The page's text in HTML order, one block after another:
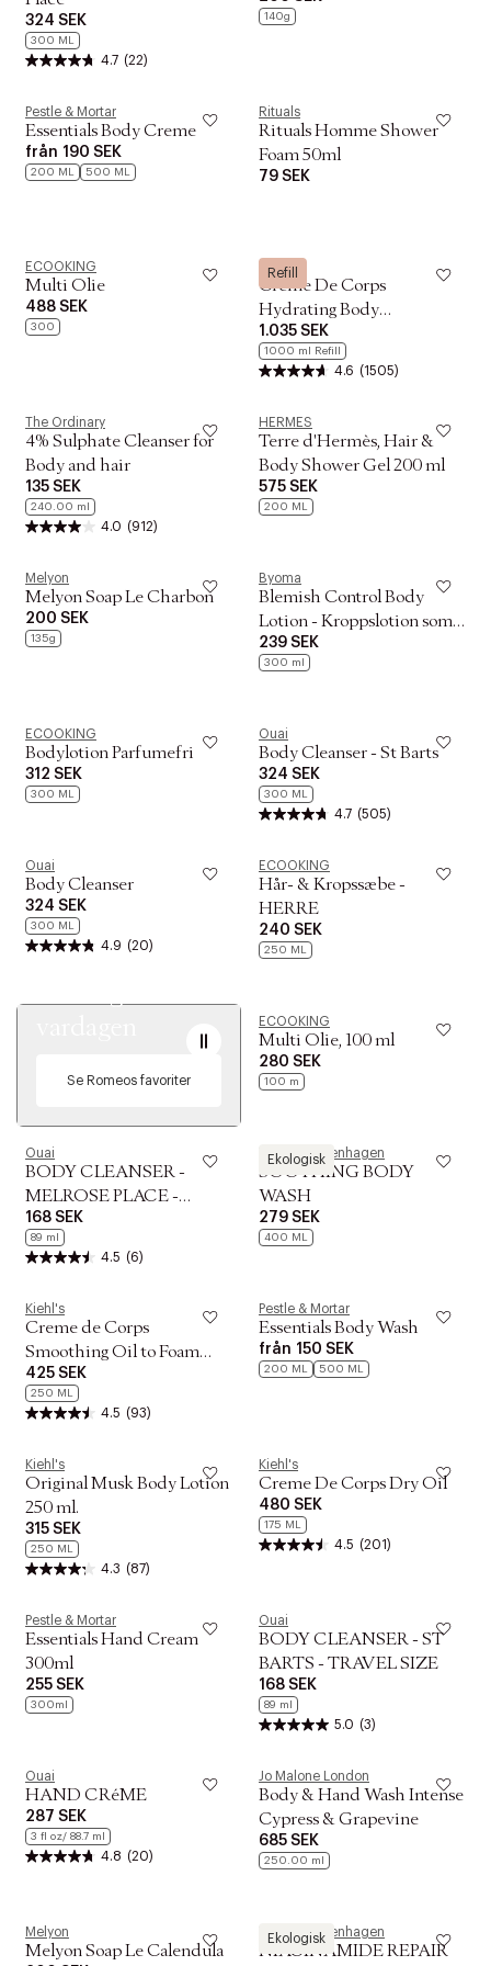
324 SEK
300 ML
4.7 (22)
140g
Pestle & Mortar
Essentials Body Creme
från 190 SEK
200 ML 500 ML
Rituals
Rituals Homme Shower
Foam 50ml
79 SEK
ECOOKING
Multi Olie
488 SEK
300
Refill
Kiehl's
Creme De Corps
Hydrating Body
Moisturizer Refill
1.035 SEK
1000 ml Refill
4.6 (1505)
The Ordinary
4% Sulphate Cleanser for
Body and hair
135 SEK
240.00 ml
4.0 (912)
HERMÈS
Terre d'Hermès, Hair &
Body Shower Gel 200 ml
575 SEK
200 ML
Melyon
Melyon Soap Le Charbon
200 SEK
135g
Byoma
Blemish Control Body
Lotion - Kroppslotion som
motverkar ojämnheter
239 SEK
300 ml
ECOOKING
Bodylotion Parfumefri
312 SEK
300 ML
Ouai
Body Cleanser - St Barts
324 SEK
300 ML
4.7 (505)
Ouai
Body Cleanser
324 SEK
300 ML
4.9 (20)
ECOOKING
Hår- & Kropssæbe -
HERRE
240 SEK
250 ML
ECOOKING
Multi Olie, 100 ml
280 SEK
100 m
Ouai
BODY CLEANSER -
MELROSE PLACE -
TRAVEL SIZE
168 SEK
89 ml
4.5 (6)
Ekologisk
Woods Copenhagen
SOOTHING BODY
WASH
279 SEK
400 ML
Kiehl's
Creme de Corps
Smoothing Oil to Foam
Body Cleanser 250 ml.
425 SEK
250 ML
4.5 (93)
Pestle & Mortar
Essentials Body Wash
från 150 SEK
200 ML 500 ML
Kiehl's
Original Musk Body Lotion
250 ml.
315 SEK
250 ML
4.3 (87)
Kiehl's
Creme De Corps Dry Oil
480 SEK
175 ML
4.5 (201)
Pestle & Mortar
Essentials Hand Cream
300ml
255 SEK
300ml
Ouai
BODY CLEANSER - ST
BARTS - TRAVEL SIZE
168 SEK
89 ml
5.0 (3)
Ouai
HAND CRéME
287 SEK
3 fl oz/ 88.7 ml
4.8 (20)
Jo Malone London
Body & Hand Wash Intense
Cypress & Grapevine
685 SEK
250.00 ml
Melyon
Melyon Soap Le Calendula
Ekologisk
Woods Copenhagen
NIACINAMIDE REPAIR
BEAUTY SQUAD 2026
Hudvård som en
Se Romeos favoriter